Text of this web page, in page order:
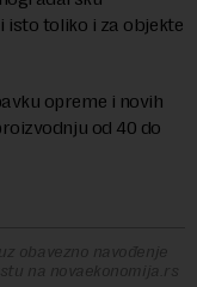
isto toliko i za objekte
opreme i novih
od 40 do
obavezno navođenje
na novaekonomija.rs